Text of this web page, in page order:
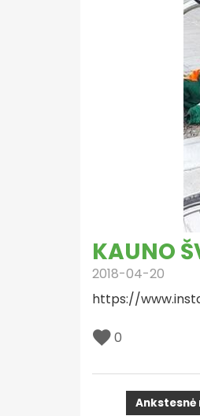
KAUNO
2018-04-20
https://
0
Ankstesnė